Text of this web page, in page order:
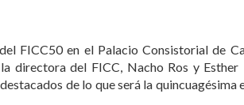
FICC50 en el Palacio Consistorial de
directora del FICC, Nacho Ros y Esther
de lo que será la